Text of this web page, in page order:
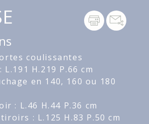
coulissantes
H.219 P.66 cm
en 140, 160 ou 180
: L.46 H.44 P.36 cm
: L.125 H.83 P.50 cm